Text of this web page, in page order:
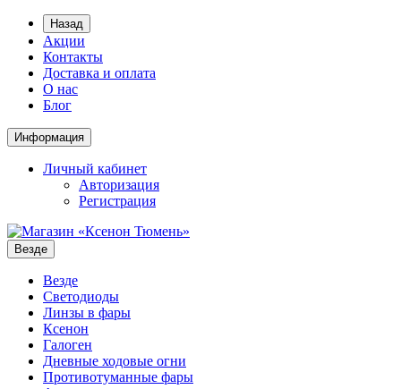
Назад
Акции
Контакты
Доставка и оплата
О нас
Блог
Информация
Личный кабинет
Авторизация
Регистрация
Везде
Везде
Светодиоды
Линзы в фары
Ксенон
Галоген
Дневные ходовые огни
Противотуманные фары